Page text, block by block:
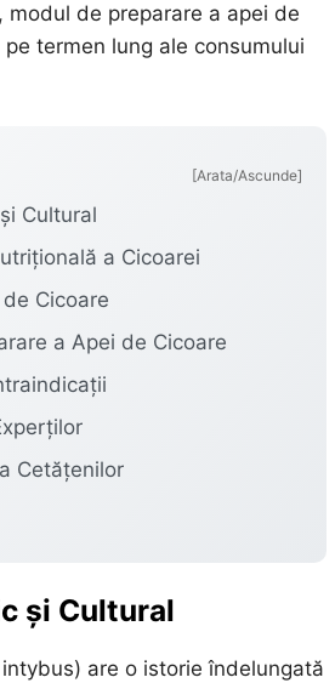
modul de preparare a apei de
termen lung ale consumului
[Arata/Ascunde]
Cultural
a Cicoarei
Cicoare
a Apei de Cicoare
Cetățenilor
și Cultural
are o istorie îndelungată